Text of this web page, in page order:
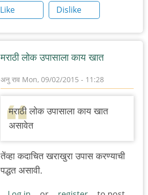
Like
Dislike
मराठी लोक उपासाला काय खात
अनु राव Mon, 09/02/2015 - 11:28
reply
to
आणखी
by
'न'वी
मराठी लोक उपासाला काय खात
असावेत
तेंव्हा कदाचित खराखुरा उपास करण्याची
पद्धत असावी.